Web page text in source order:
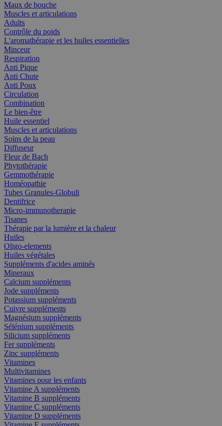
Maux de bouche
Muscles et articulations
Adults
Contrôle du poids
L'aromathérapie et les huiles essentielles
Minceur
Respiration
Anti Pique
Anti Chute
Anti Poux
Circulation
Combination
Le bien-être
Huile essentiel
Muscles et articulations
Soins de la peau
Diffuseur
Fleur de Bach
Phytothérapie
Gemmothérapie
Homéopathie
Tubes Granules-Globuli
Dentifrice
Micro-immunotherapie
Tisanes
Thérapie par la lumière et la chaleur
Huiles
Oligo-elements
Huiles végétales
Suppléments d'acides aminés
Mineraux
Calcium suppléments
Jode suppléments
Potassium suppléments
Cuivre suppléments
Magnésium suppléments
Sélénium suppléments
Silicium suppléments
Fer suppléments
Zinc suppléments
Vitamines
Multivitamines
Vitamines pour les enfants
Vitamine A suppléments
Vitamine B suppléments
Vitamine C suppléments
Vitamine D suppléments